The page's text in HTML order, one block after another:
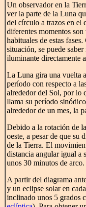
Un observador en la
ver la parte de la Luna
del círculo a trazos en el
diferentes momentos
habituales de estas
situación, se puede
iluminante directamente
La Luna gira una vuelta
período con respecto a
alrededor del Sol, por lo
llama su período
alrededor de un mes, la
Debido a la rotación de
oeste, a pesar de que su
de la Tierra. El
distancia angular igual a
unos 30 minutos de arco.
A partir del diagrama
y un eclipse solar en
inclinado unos 5 grados